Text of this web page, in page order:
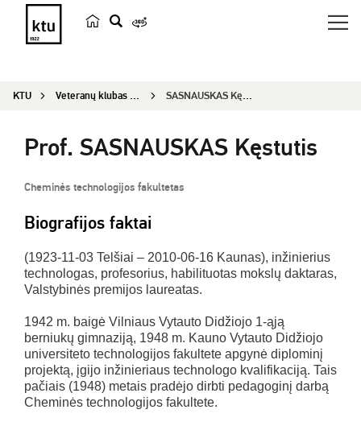
e
k
a
KTU Veteranų klubas „Emeritus“ SASNAUSKAS Kęstutis
Prof. SASNAUSKAS Kęstutis
Cheminės technologijos fakultetas
Biografijos faktai
(1923-11-03 Telšiai – 2010-06-16 Kaunas), inžinierius
technologas, profesorius, habilituotas mokslų daktaras,
Valstybinės premijos laureatas.
1942 m. baigė Vilniaus Vytauto Didžiojo 1-ąją
berniukų gimnaziją, 1948 m. Kauno Vytauto Didžiojo
universiteto technologijos fakultete apgynė diplominį
projektą, įgijo inžinieriaus technologo kvalifikaciją. Tais
pačiais (1948) metais pradėjo dirbti pedagoginį darbą
Cheminės technologijos fakultete.